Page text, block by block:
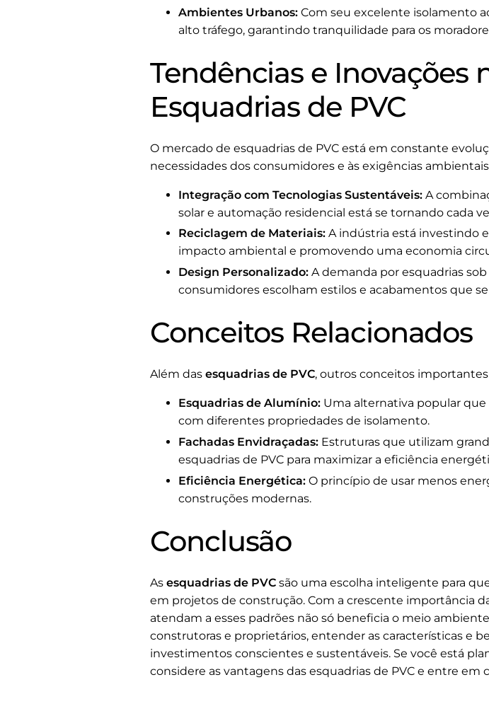
Ambientes Urbanos: Com seu excelente isolamento
alto tráfego, garantindo tranquilidade para os
Tendências e Inovações
Esquadrias de PVC
O mercado de esquadrias de PVC está em constante
necessidades dos consumidores e às exigências
Integração com Tecnologias Sustentáveis: A
solar e automação residencial está se tornando cada
Reciclagem de Materiais: A indústria está investindo
impacto ambiental e promovendo uma economia
Design Personalizado: A demanda por esquadrias
consumidores escolham estilos e acabamentos que
Conceitos Relacionados
Além das esquadrias de PVC, outros conceitos
Esquadrias de Alumínio: Uma alternativa popular
com diferentes propriedades de isolamento.
Fachadas Envidraçadas: Estruturas que utilizam
esquadrias de PVC para maximizar a eficiência
Eficiência Energética: O princípio de usar menos
construções modernas.
Conclusão
As esquadrias de PVC são uma escolha inteligente para
em projetos de construção. Com a crescente importância
atendam a esses padrões não só beneficia o meio
construtoras e proprietários, entender as características e
investimentos conscientes e sustentáveis. Se você está
considere as vantagens das esquadrias de PVC e entre